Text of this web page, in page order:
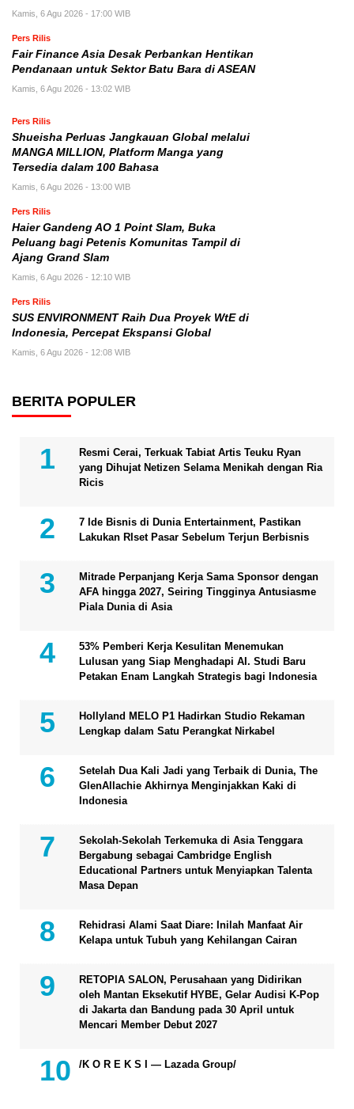
Kamis, 6 Agu 2026 - 17:00 WIB
Pers Rilis
Fair Finance Asia Desak Perbankan Hentikan
Pendanaan untuk Sektor Batu Bara di ASEAN
Kamis, 6 Agu 2026 - 13:02 WIB
Pers Rilis
Shueisha Perluas Jangkauan Global melalui
MANGA MILLION, Platform Manga yang
Tersedia dalam 100 Bahasa
Kamis, 6 Agu 2026 - 13:00 WIB
Pers Rilis
Haier Gandeng AO 1 Point Slam, Buka
Peluang bagi Petenis Komunitas Tampil di
Ajang Grand Slam
Kamis, 6 Agu 2026 - 12:10 WIB
Pers Rilis
SUS ENVIRONMENT Raih Dua Proyek WtE di
Indonesia, Percepat Ekspansi Global
Kamis, 6 Agu 2026 - 12:08 WIB
BERITA POPULER
Resmi Cerai, Terkuak Tabiat Artis Teuku Ryan
yang Dihujat Netizen Selama Menikah dengan Ria
Ricis
7 Ide Bisnis di Dunia Entertainment, Pastikan
Lakukan RIset Pasar Sebelum Terjun Berbisnis
Mitrade Perpanjang Kerja Sama Sponsor dengan
AFA hingga 2027, Seiring Tingginya Antusiasme
Piala Dunia di Asia
53% Pemberi Kerja Kesulitan Menemukan
Lulusan yang Siap Menghadapi AI. Studi Baru
Petakan Enam Langkah Strategis bagi Indonesia
Hollyland MELO P1 Hadirkan Studio Rekaman
Lengkap dalam Satu Perangkat Nirkabel
Setelah Dua Kali Jadi yang Terbaik di Dunia, The
GlenAllachie Akhirnya Menginjakkan Kaki di
Indonesia
Sekolah-Sekolah Terkemuka di Asia Tenggara
Bergabung sebagai Cambridge English
Educational Partners untuk Menyiapkan Talenta
Masa Depan
Rehidrasi Alami Saat Diare: Inilah Manfaat Air
Kelapa untuk Tubuh yang Kehilangan Cairan
RETOPIA SALON, Perusahaan yang Didirikan
oleh Mantan Eksekutif HYBE, Gelar Audisi K-Pop
di Jakarta dan Bandung pada 30 April untuk
Mencari Member Debut 2027
/K O R E K S I — Lazada Group/